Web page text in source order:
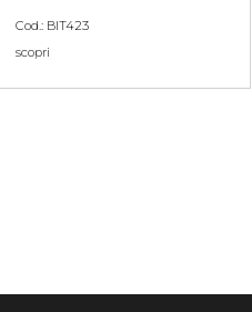
Cod.: BIT423
scopri